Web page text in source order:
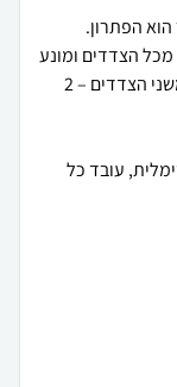
הפתרון.
מכל הצדדים ומונע
החלקה. עם מפתח T838 אתה מקבל את זה משני הצדדים – 2
עובד כל